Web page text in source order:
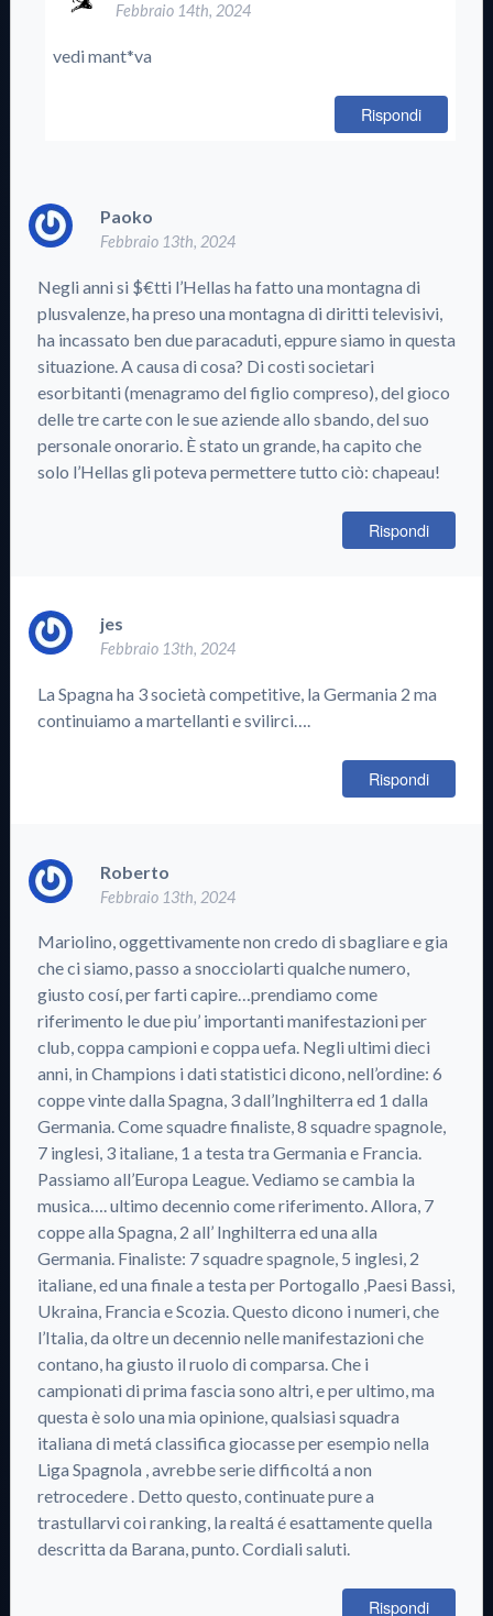
Febbraio 14th, 2024
vedi mant*va
Rispondi
Paoko
Febbraio 13th, 2024
Negli anni si $€tti l’Hellas ha fatto una montagna di
plusvalenze, ha preso una montagna di diritti televisivi,
ha incassato ben due paracaduti, eppure siamo in questa
situazione. A causa di cosa? Di costi societari
esorbitanti (menagramo del figlio compreso), del gioco
delle tre carte con le sue aziende allo sbando, del suo
personale onorario. È stato un grande, ha capito che
solo l’Hellas gli poteva permettere tutto ciò: chapeau!
Rispondi
jes
Febbraio 13th, 2024
La Spagna ha 3 società competitive, la Germania 2 ma
continuiamo a martellanti e svilirci….
Rispondi
Roberto
Febbraio 13th, 2024
Mariolino, oggettivamente non credo di sbagliare e gia
che ci siamo, passo a snocciolarti qualche numero,
giusto cosí, per farti capire…prendiamo come
riferimento le due piu’ importanti manifestazioni per
club, coppa campioni e coppa uefa. Negli ultimi dieci
anni, in Champions i dati statistici dicono, nell’ordine: 6
coppe vinte dalla Spagna, 3 dall’Inghilterra ed 1 dalla
Germania. Come squadre finaliste, 8 squadre spagnole,
7 inglesi, 3 italiane, 1 a testa tra Germania e Francia.
Passiamo all’Europa League. Vediamo se cambia la
musica…. ultimo decennio come riferimento. Allora, 7
coppe alla Spagna, 2 all’ Inghilterra ed una alla
Germania. Finaliste: 7 squadre spagnole, 5 inglesi, 2
italiane, ed una finale a testa per Portogallo ,Paesi Bassi,
Ukraina, Francia e Scozia. Questo dicono i numeri, che
l’Italia, da oltre un decennio nelle manifestazioni che
contano, ha giusto il ruolo di comparsa. Che i
campionati di prima fascia sono altri, e per ultimo, ma
questa è solo una mia opinione, qualsiasi squadra
italiana di metá classifica giocasse per esempio nella
Liga Spagnola , avrebbe serie difficoltá a non
retrocedere . Detto questo, continuate pure a
trastullarvi coi ranking, la realtá é esattamente quella
descritta da Barana, punto. Cordiali saluti.
Rispondi